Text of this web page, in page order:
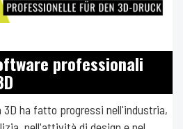
professionali
ha fatto progressi nell'industria,